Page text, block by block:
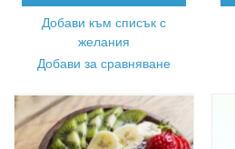
Добави към списък с
желания
Добави за сравняване